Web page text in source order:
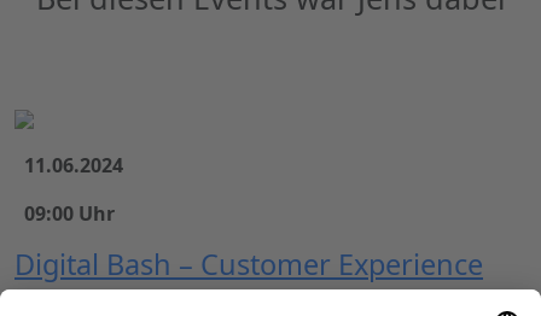
11.06.2024
09:00 Uhr
Digital Bash – Customer Experience
Eine positive Customer Experience ist entscheidend, um